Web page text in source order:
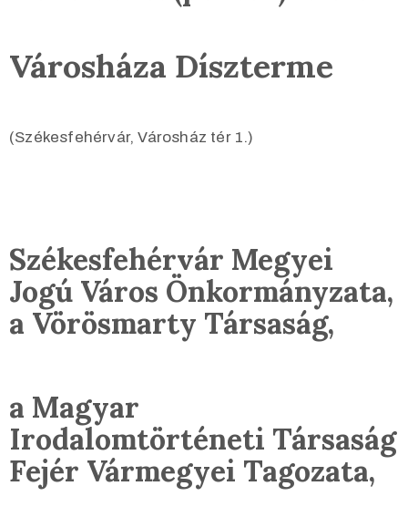
Városháza Díszterme
(Székesfehérvár, Városház tér 1.)
Székesfehérvár Megyei
Jogú Város Önkormányzata,
a Vörösmarty Társaság,
a Magyar
Irodalomtörténeti Társaság
Fejér Vármegyei Tagozata,